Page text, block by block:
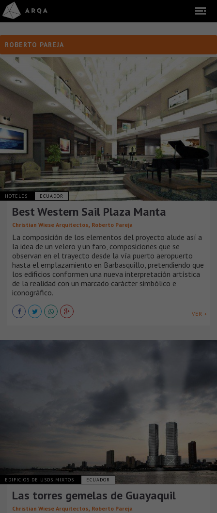
ROBERTO PAREJA
HOTELES ECUADOR
Best Western Sail Plaza Manta
Christian Wiese Arquitectos, Roberto Pareja
La composición de los elementos del proyecto alude así a
la idea de un velero y un faro, composiciones que se
observan en el trayecto desde la vía puerto aeropuerto
hasta el emplazamiento en Barbasquillo, pretendiendo que
los edificios conformen una nueva interpretación artística
de la realidad con un marcado carácter simbólico e
iconográfico.
VER +
EDIFICIOS DE USOS MIXTOS ECUADOR
Las torres gemelas de Guayaquil
Christian Wiese Arquitectos, Roberto Pareja